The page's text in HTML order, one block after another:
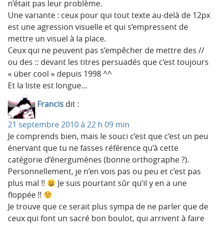
n’était pas leur problème.
Une variante : ceux pour qui tout texte au-delà de 12px
est une agression visuelle et qui s’empressent de
mettre un visuel à la place.
Ceux qui ne peuvent pas s’empêcher de mettre des //
ou des :: devant les titres persuadés que c’est toujours
« über cool » depuis 1998 ^^
Et la liste est longue…
Francis dit :
21 septembre 2010 à 22 h 09 min
Je comprends bien, mais le souci c’est que c’est un peu
énervant que tu ne fasses référence qu’à cette
catégorie d’énergumènes (bonne orthographe ?).
Personnellement, je n’en vois pas ou peu et c’est pas
plus mal !!
Je suis pourtant sûr qu’il y en a une
floppée !!
Je trouve que ce serait plus sympa de ne parler que de
ceux qui font un sacré bon boulot, qui arrivent à faire